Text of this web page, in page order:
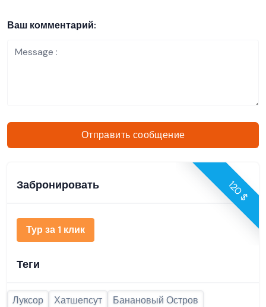
Ваш комментарий:
Отправить сообщение
Забронировать 120 $
Тур за 1 клик
Теги
Луксор Хатшепсут
Банановый Остров